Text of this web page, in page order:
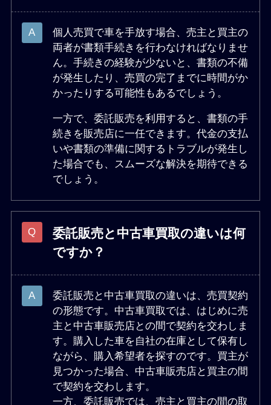
個人売買で車を手放す場合、売主と買主の
両者が書類手続きを行わなければなりませ
ん。手続きの経験が少ないと、書類の不備
が発生したり、売買の完了までに時間がか
かったりする可能性もあるでしょう。
一方で、委託販売を利用すると、書類の手
続きを販売店に一任できます。代金の支払
いや書類の準備に関するトラブルが発生し
た場合でも、スムーズな解決を期待できる
でしょう。
委託販売と中古車買取の違いは何
ですか？
委託販売と中古車買取の違いは、売買契約
の形態です。中古車買取では、はじめに売
主と中古車販売店との間で契約を交わしま
す。購入した車を自社の在庫として保有し
ながら、購入希望者を探すのです。買主が
見つかった場合、中古車販売店と買主の間
で契約を交わします。
一方、委託販売では、売主と買主の間の取